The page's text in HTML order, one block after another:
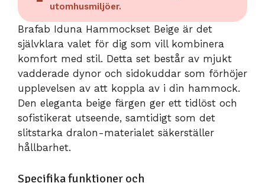
utomhusmiljöer.
Brafab Iduna Hammockset Beige är det
självklara valet för dig som vill kombinera
komfort med stil. Detta set består av mjukt
vadderade dynor och sidokuddar som förhöjer
upplevelsen av att koppla av i din hammock.
Den eleganta beige färgen ger ett tidlöst och
sofistikerat utseende, samtidigt som det
slitstarka dralon-materialet säkerställer
hållbarhet.
Specifika funktioner och